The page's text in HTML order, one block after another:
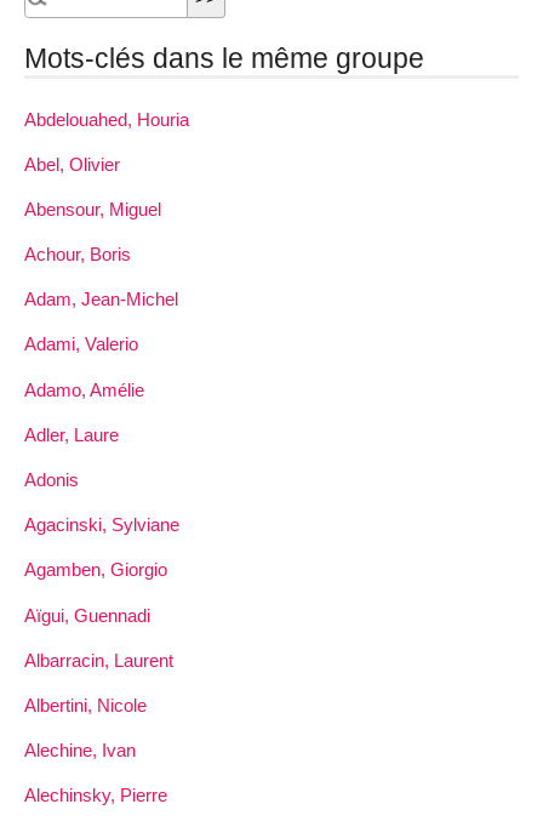
Mots-clés dans le même groupe
Abdelouahed, Houria
Abel, Olivier
Abensour, Miguel
Achour, Boris
Adam, Jean-Michel
Adami, Valerio
Adamo, Amélie
Adler, Laure
Adonis
Agacinski, Sylviane
Agamben, Giorgio
Aïgui, Guennadi
Albarracin, Laurent
Albertini, Nicole
Alechine, Ivan
Alechinsky, Pierre